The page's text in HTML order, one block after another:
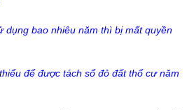
dụng bao nhiêu năm thì bị mất quyền
để được tách sổ đỏ đất thổ cư năm